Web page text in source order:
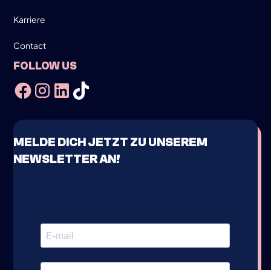
Karriere
Contact
FOLLOW US
MELDE DICH JETZT ZU UNSEREM
NEWSLETTER AN!